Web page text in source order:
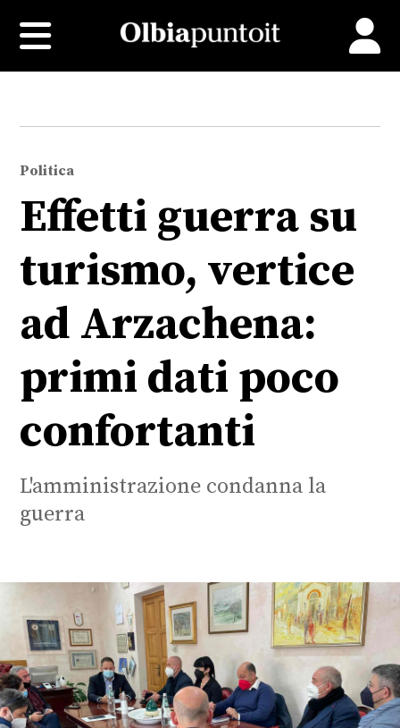
Politica
Effetti guerra su
turismo, vertice
ad Arzachena:
primi dati poco
confortanti
L'amministrazione condanna la
guerra